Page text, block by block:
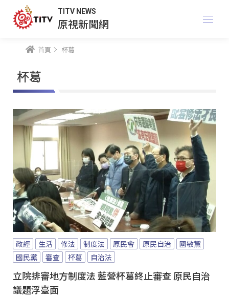
TITV NEWS
原視新聞網
首頁 杯葛
杯葛
政經 生活 修法 制度法 原民會 原民自治
國敏黨
國民黨
審查 杯葛 自治法
立院排審地方制度法 藍營杯葛終止審查 原民自治
議題浮臺面